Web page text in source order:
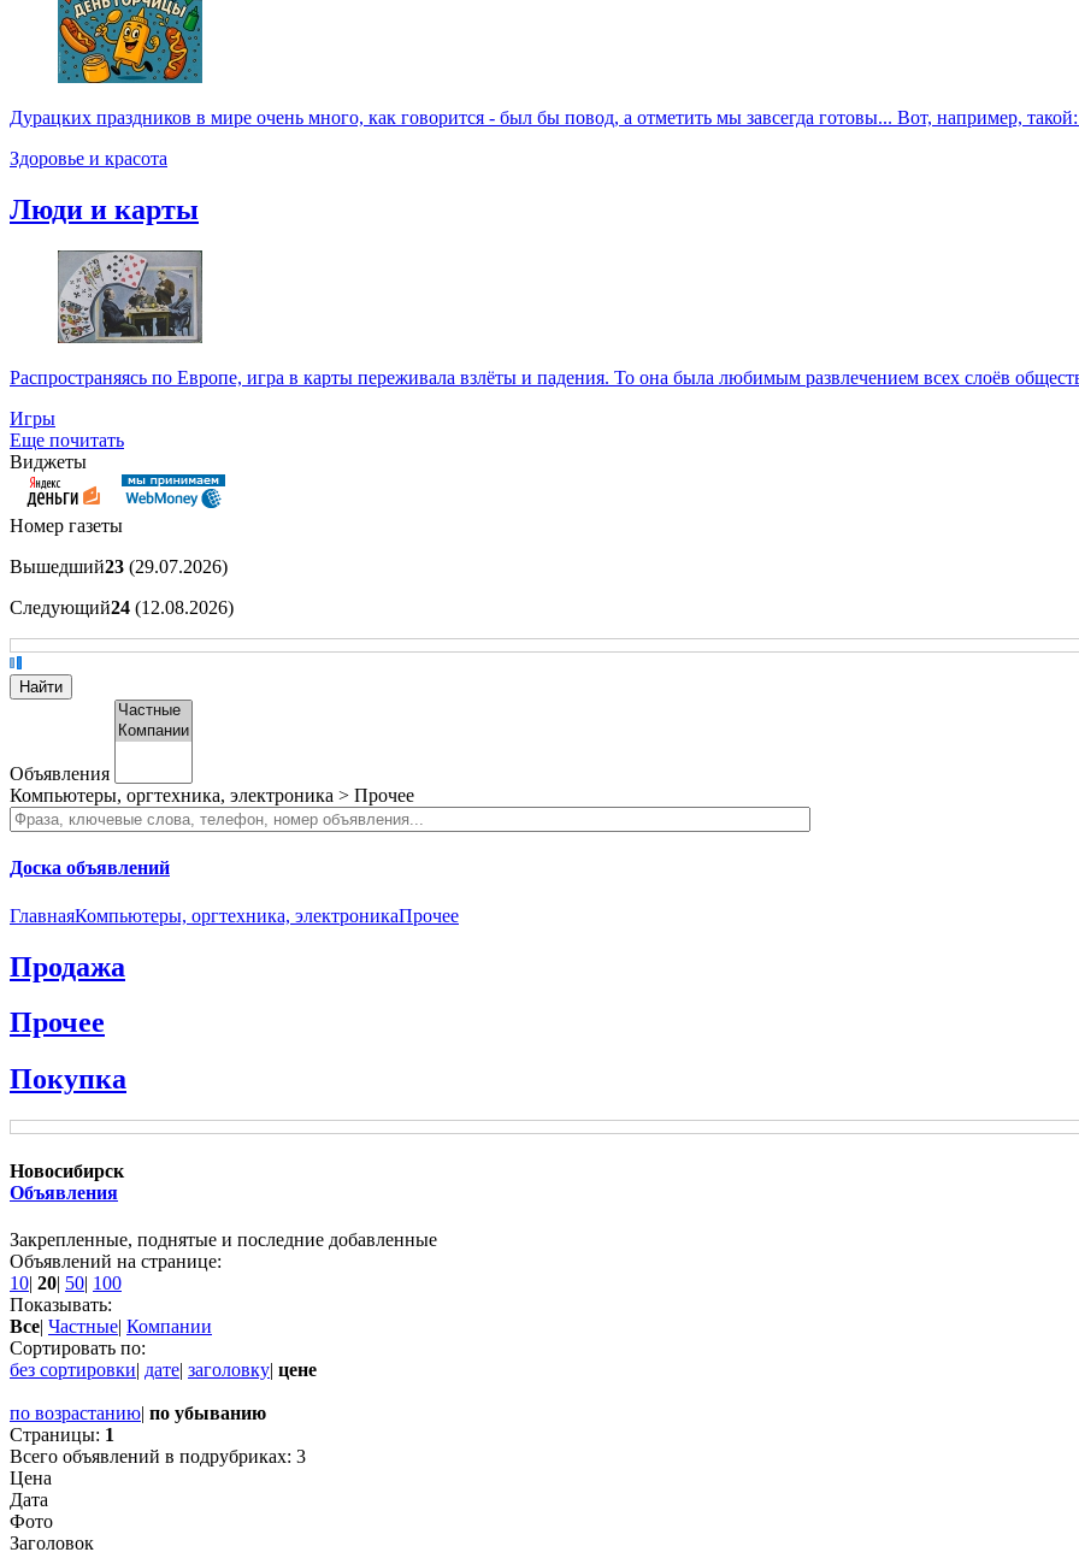
Дурацких праздников в мире очень много, как говорится - был бы повод, а отметить мы завсегда готовы... Вот, например,
Здоровье и красота
Люди и карты
Распространяясь по Европе, игра в карты переживала взлёты и падения. То она была любимым развлечением всех слоёв
Игры
Еще почитать
Виджеты
Номер газеты
Вышедший23 (29.07.2026)
Следующий24 (12.08.2026)
Объявления
Компьютеры, оргтехника, электроника > Прочее
Доска объявлений
ГлавнаяКомпьютеры, оргтехника, электроникаПрочее
Продажа
Прочее
Покупка
Новосибирск
Объявления
Закрепленные, поднятые и последние добавленные
Объявлений на странице:
10| 20| 50| 100
Показывать:
Все| Частные| Компании
Сортировать по:
без сортировки| дате| заголовку| цене
по возрастанию| по убыванию
Страницы: 1
Всего объявлений в подрубриках: 3
Цена
Дата
Фото
Заголовок